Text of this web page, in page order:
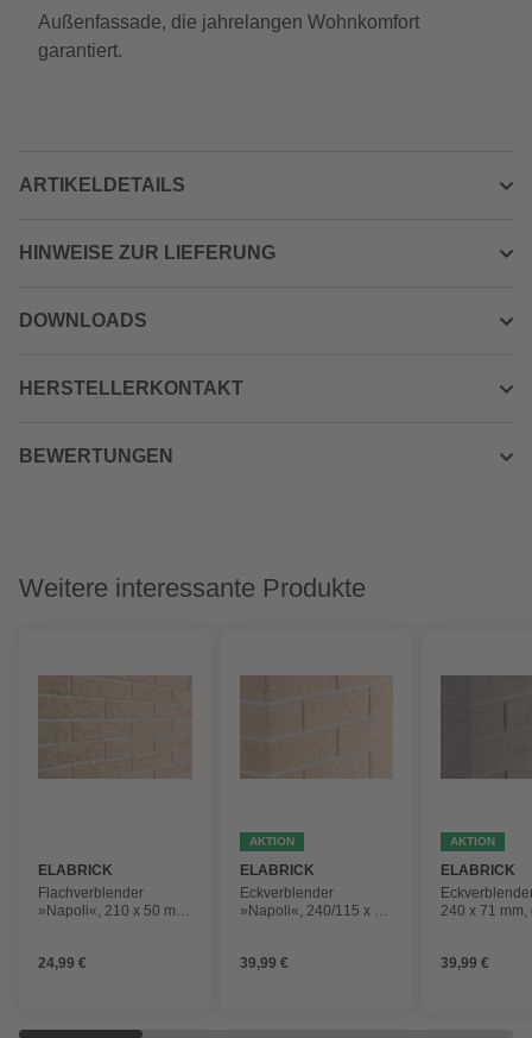
Außenfassade, die jahrelangen Wohnkomfort
garantiert.
ARTIKELDETAILS
HINWEISE ZUR LIEFERUNG
DOWNLOADS
HERSTELLERKONTAKT
BEWERTUNGEN
Weitere interessante Produkte
ELABRICK
Flachverblender
»Napoli«, 210 x 50 mm,
24,99 €
AKTION
ELABRICK
Eckverblender
»Napoli«, 240/115 x 71
39,99 €
AKTION
ELABRICK
240 x 71 mm,
39,99 €